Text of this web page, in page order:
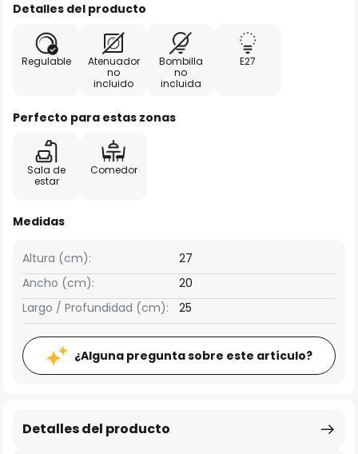
Detalles del producto
Regulable
Atenuador
no
incluido
Bombilla
no
incluida
E27
Perfecto para estas zonas
Sala de
estar
Comedor
Medidas
Ancho (cm): 20
Altura (cm): 27
Largo / Profundidad (cm): 25
¿Alguna pregunta sobre este artículo?
Detalles del producto